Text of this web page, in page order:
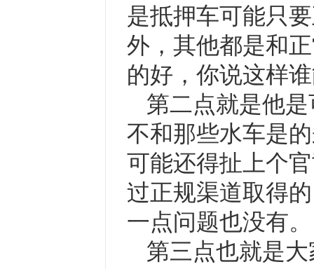
是抵押车可能只
外，其他都是和
的好，你说这样
第二点就是他
不和那些水车是
可能还得扯上个
过正规渠道取得
一点问题也没有。
第三点也就是